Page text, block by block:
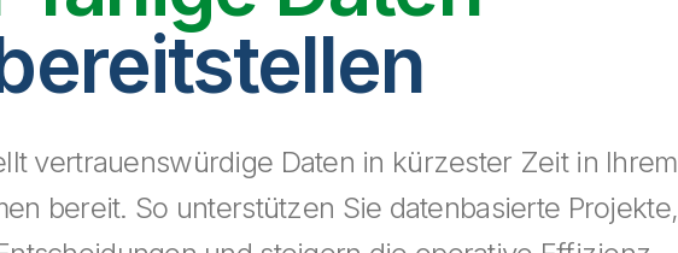
vertrauenswürdige Daten in kürzester Zeit in Ihrem
bereit. So unterstützen Sie datenbasierte Projekte,